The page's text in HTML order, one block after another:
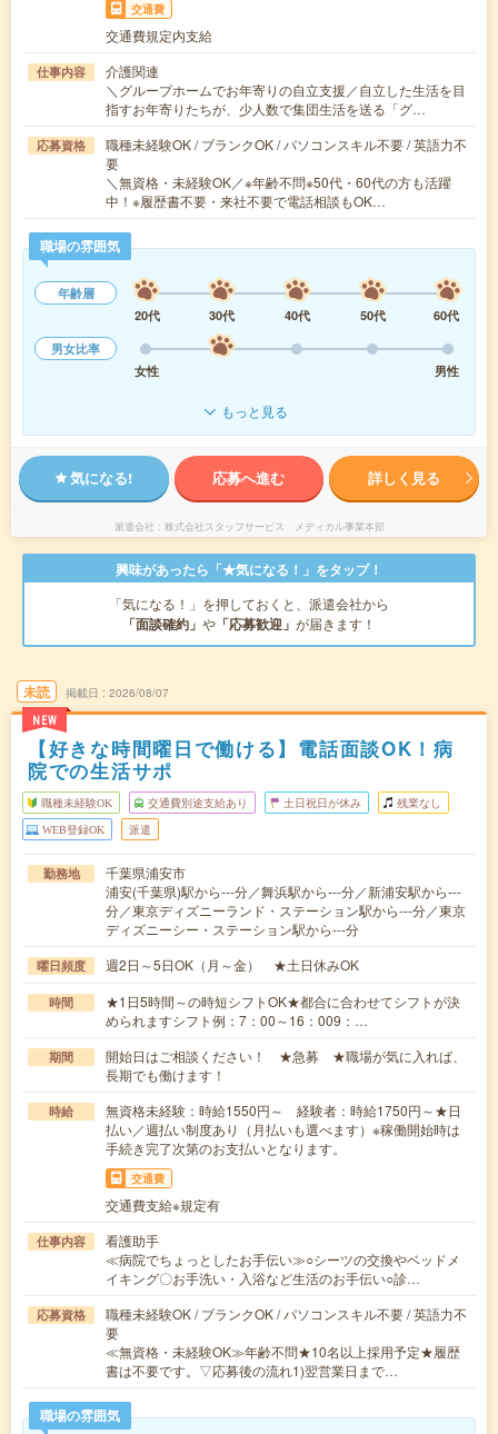
交通費
交通費規定内支給
仕事内容
介護関連
＼グループホームでお年寄りの自立支援／自立した生活を目
指すお年寄りたちが、少人数で集団生活を送る「グ…
応募資格
職種未経験OK / ブランクOK / パソコンスキル不要 / 英語力不
要
＼無資格・未経験OK／※年齢不問※50代・60代の方も活躍
中！※履歴書不要・来社不要で電話相談もOK…
職場の雰囲気
年齢層
20代
30代 40代 50代
60代
男女比率
女性
男性
もっと見る
気になる! 応募へ進む 詳しく見る
派遣会社 株式会社スタッフサービス メディカル事業本部
興味があったら「★気になる！」をタップ！
「気になる！」を押しておくと、派遣会社から
「面談確約」 や 「応募歓迎」 が届きます！
未読
NEW
掲載日 2026/08/07
【好きな時間曜日で働ける】電話面談OK！病
院での生活サポ
職種未経験OK 交通費別途支給あり 土日祝日が休み 残業なし
WEB登録OK 派遣
勤務地
千葉県浦安市
浦安(千葉県)駅から---分／舞浜駅から---分／新浦安駅から---
分／東京ディズニーランド・ステーション駅から---分／東京
ディズニーシー・ステーション駅から---分
曜日頻度 週2日～5日OK（月～金） ★土日休みOK
時間
★1日5時間～の時短シフトOK★都合に合わせてシフトが決
められますシフト例：7：00～16：009：…
期間
開始日はご相談ください！ ★急募 ★職場が気に入れば、
長期でも働けます！
時給
無資格未経験：時給1550円～ 経験者：時給1750円～★日
払い／週払い制度あり（月払いも選べます）※稼働開始時は
手続き完了次第のお支払いとなります。
交通費
交通費支給※規定有
仕事内容
看護助手
≪病院でちょっとしたお手伝い≫○シーツの交換やベッドメ
イキング〇お手洗い・入浴など生活のお手伝い○診…
応募資格
職種未経験OK / ブランクOK / パソコンスキル不要 / 英語力不
要
≪無資格・未経験OK≫年齢不問★10名以上採用予定★履歴
書は不要です。▽応募後の流れ1)翌営業日まで…
職場の雰囲気